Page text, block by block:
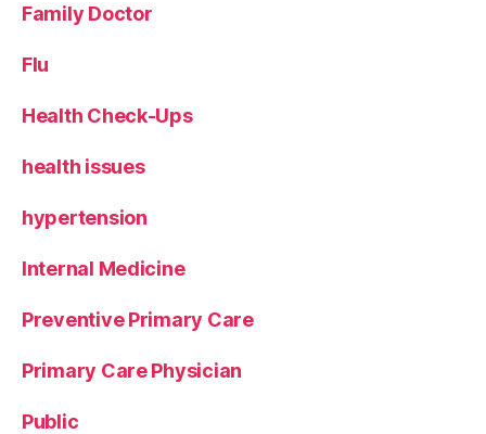
Family Doctor
Flu
Health Check-Ups
health issues
hypertension
Internal Medicine
Preventive Primary Care
Primary Care Physician
Public